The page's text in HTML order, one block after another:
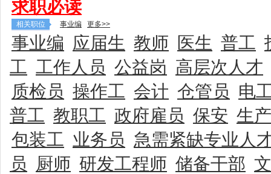
求职必读
相关职位 事业编 更多>>
事业编 应届生 教师 医生 普工
工 工作人员 公益岗 高层次人才
质检员 操作工 会计 仓管员 电
普工 教职工 政府雇员 保安 生
包装工 业务员 急需紧缺专业人
员
厨师 研发工程师 储备干部